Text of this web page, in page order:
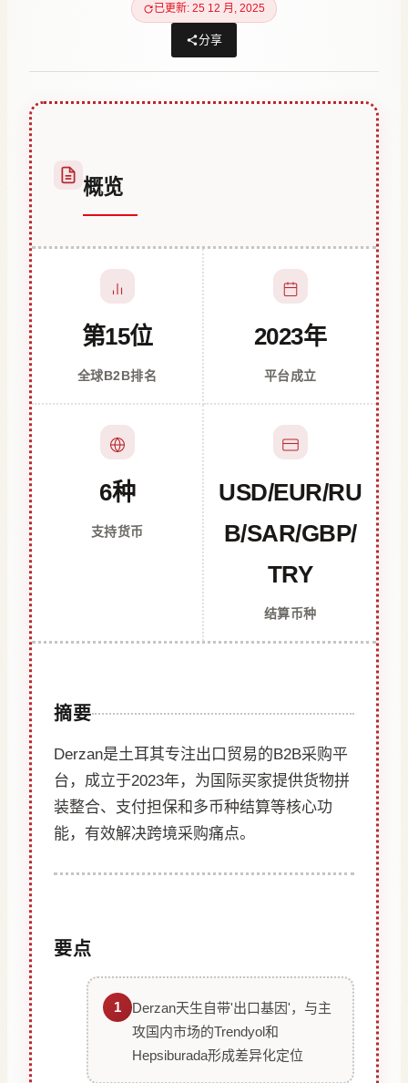
已更新: 25 12 月, 2025
分享
概览
第15位
全球B2B排名
2023年
平台成立
6种
支持货币
USD/EUR/RU
B/SAR/GBP/
TRY
结算币种
摘要
Derzan是土耳其专注出口贸易的B2B采购平
台，成立于2023年，为国际买家提供货物拼
装整合、支付担保和多币种结算等核心功
能，有效解决跨境采购痛点。
要点
1
Derzan天生自带'出口基因'，与主
攻国内市场的Trendyol和
Hepsiburada形成差异化定位